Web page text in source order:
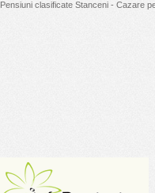
Pensiuni clasificate Stanceni - Cazare